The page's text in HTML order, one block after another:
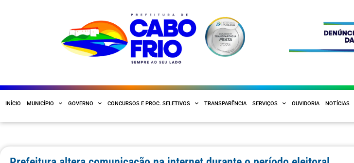
INÍCIO MUNICÍPIO GOVERNO CONCURSOS E PROC. SELETIVOS TRANSPARÊNCIA SERVIÇOS OUVIDORIA NOTÍCIAS